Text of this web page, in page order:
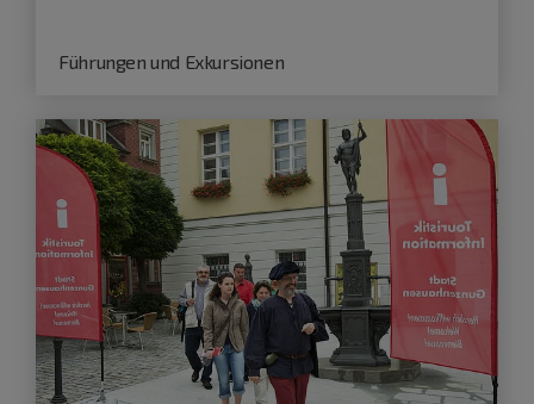
Führungen und Exkursionen